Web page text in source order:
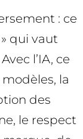
: ce
qui vaut
l’IA, ce
la
des
le respect